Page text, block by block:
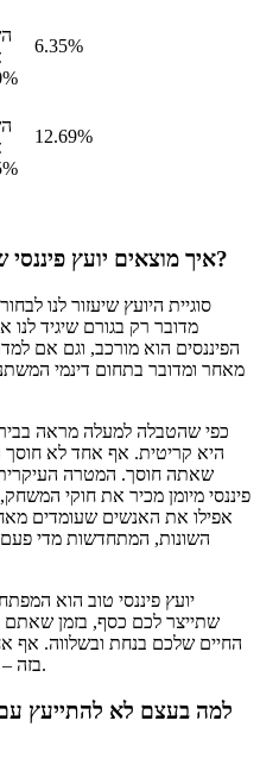
10%
6.35%
25%
12.69%
איך מוצאים יועץ פיננסי שיעזור לנו לבחור קרן השתלמות?
סוגיית היועץ שיעזור לנו
מדובר רק בגורם שיגיד
הפיננסים הוא מורכב, וגם אם
מאחר ומדובר בתחום דינמי
כפי שהטבלה למעלה מראה
היא קריטית. אף אחד לא חוסך
שאתה חוסך. המטרה העיקרית
פיננסי מיומן מכיר את חוקי
אפילו את האנשים שעומדים
השונות, המתחדשות מדי
יועץ פיננסי טוב הוא
שתייצר לכם כסף, בזמן שאתם
החיים שלכם בנחת ובשלווה.
בזה – בשביל זה אתם מעסיקים איש מקצוע.
למה בעצם לא להתייעץ